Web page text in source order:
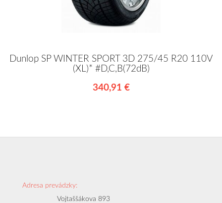
Dunlop SP WINTER SPORT 3D 275/45 R20 110V
(XL)* #D,C,B(72dB)
340,91 €
Adresa prevádzky:
Vojtaššákova 893